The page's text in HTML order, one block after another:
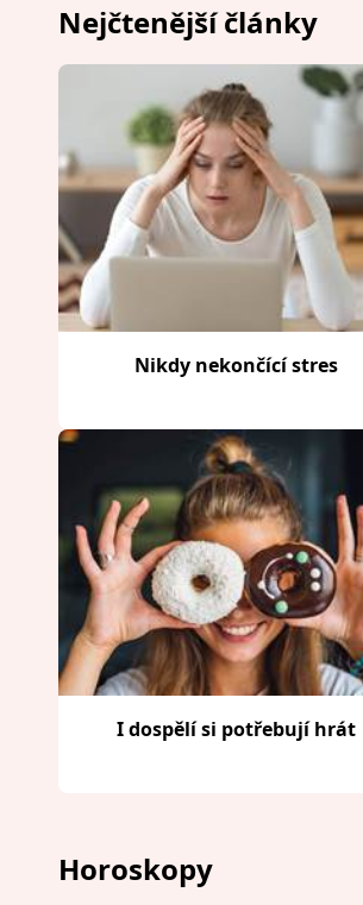
Nejčtenější články
Nikdy nekončící stres
I dospělí si potřebují hrát
Horoskopy